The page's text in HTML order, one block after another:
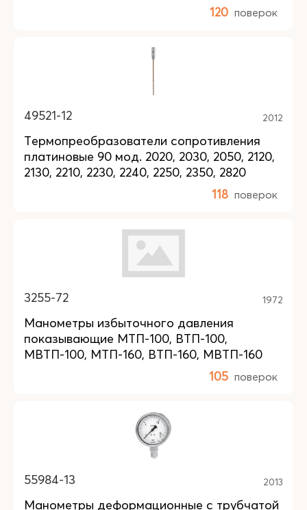
120 поверок
49521-12 2012
Термопреобразователи сопротивления
платиновые 90 мод. 2020, 2030, 2050, 2120,
2130, 2210, 2230, 2240, 2250, 2350, 2820
118 поверок
3255-72 1972
Манометры избыточного давления
показывающие МТП-100, ВТП-100,
МВТП-100, МТП-160, ВТП-160, МВТП-160
105 поверок
55984-13 2013
Манометры деформационные с трубчатой